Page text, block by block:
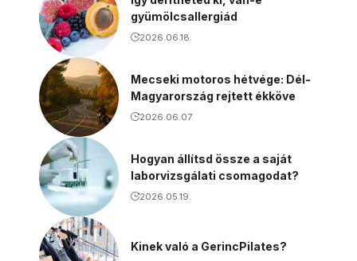
gyümölcsallergiád
2026.06.18.
Mecseki motoros hétvége: Dél-
Magyarország rejtett ékköve
2026.06.07.
Hogyan állítsd össze a saját
laborvizsgálati csomagodat?
2026.05.19.
Kinek való a GerincPilates?